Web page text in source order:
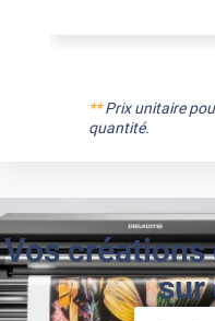
**Prix unitaire
quantité.
Vos
sur